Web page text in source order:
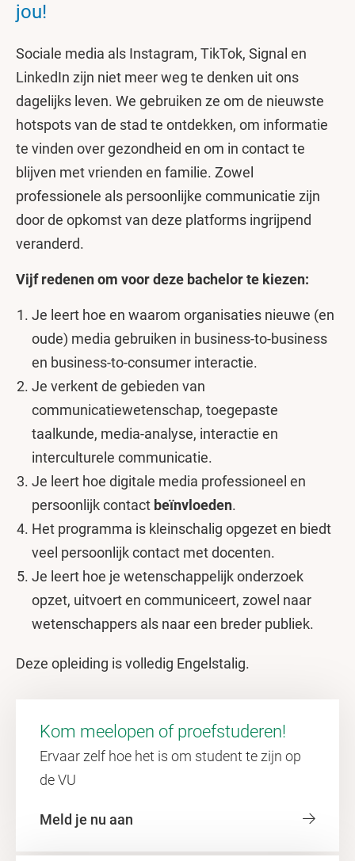
jou!
Sociale media als Instagram, TikTok, Signal en
LinkedIn zijn niet meer weg te denken uit ons
dagelijks leven. We gebruiken ze om de nieuwste
hotspots van de stad te ontdekken, om informatie
te vinden over gezondheid en om in contact te
blijven met vrienden en familie. Zowel
professionele als persoonlijke communicatie zijn
door de opkomst van deze platforms ingrijpend
veranderd.
Vijf redenen om voor deze bachelor te kiezen:
Je leert hoe en waarom organisaties nieuwe (en
oude) media gebruiken in business-to-business
en business-to-consumer interactie.
Je verkent de gebieden van
communicatiewetenschap, toegepaste
taalkunde, media-analyse, interactie en
interculturele communicatie.
Je leert hoe digitale media professioneel en
persoonlijk contact beïnvloeden.
Het programma is kleinschalig opgezet en biedt
veel persoonlijk contact met docenten.
Je leert hoe je wetenschappelijk onderzoek
opzet, uitvoert en communiceert, zowel naar
wetenschappers als naar een breder publiek.
Deze opleiding is volledig Engelstalig.
Kom meelopen of proefstuderen!
Ervaar zelf hoe het is om student te zijn op
de VU
Meld je nu aan